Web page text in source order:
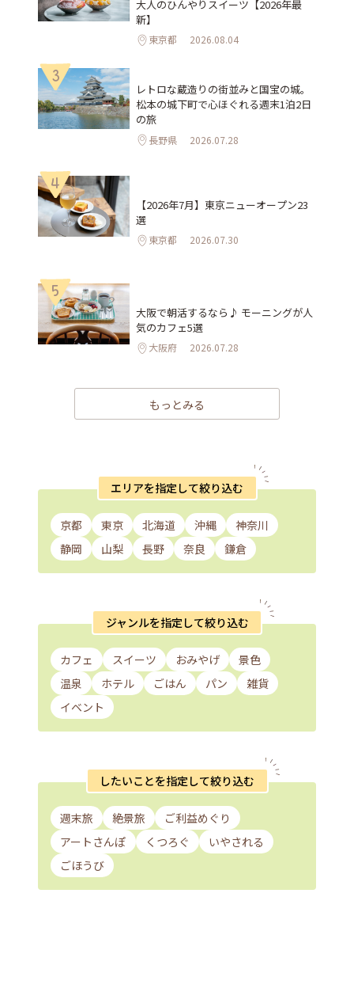
大人のひんやりスイーツ【2026年最
新】
東京都 2026.08.04
3
レトロな蔵造りの街並みと国宝の城。
松本の城下町で心ほぐれる週末1泊2日
の旅
長野県 2026.07.28
4
【2026年7月】東京ニューオープン23
選
東京都 2026.07.30
5
大阪で朝活するなら♪ モーニングが人
気のカフェ5選
大阪府 2026.07.28
もっとみる
エリアを指定して絞り込む
京都 東京 北海道 沖縄
神奈川
静岡
山梨 長野 奈良 鎌倉
ジャンルを指定して絞り込む
カフェ スイーツ おみやげ
景色
温泉
ホテル ごはん パン
雑貨
イベント
したいことを指定して絞り込む
週末旅 絶景旅
ご利益めぐり
アートさんぽ
くつろぐ
いやされる
ごほうび